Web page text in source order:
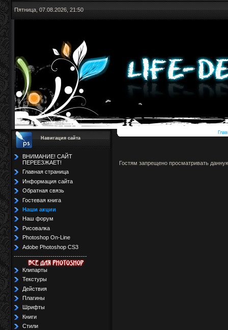
Пятница, 07.08.2026, 21:50
Навигация сайта
ВНИМАНИЕ! САЙТ
ПЕРЕЕЗЖАЕТ!
Главная страница
Информация сайта
Обратная связь
Гостевая книга
Наши акции
Наш форум
Рисовалка
Photoshop On-Line
Adobe Photoshop CS3
------------------------------------
Клипарты
Текстуры
Действия
Плагины
Шрифты
Книги
Стили
Гостям запрещено просматривать